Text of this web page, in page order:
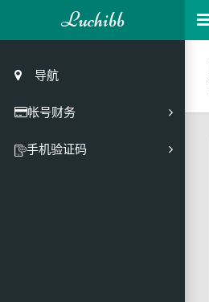
Luchibb
导航
帐号财务
充值
手机验证码